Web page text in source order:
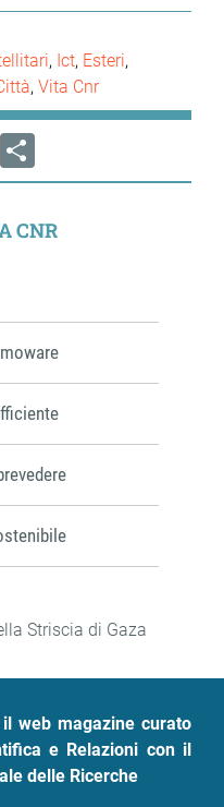
Ict Esteri
Vita Cnr
Share
CNR
Striscia di Gaza
web magazine curato
e Relazioni con il
delle Ricerche